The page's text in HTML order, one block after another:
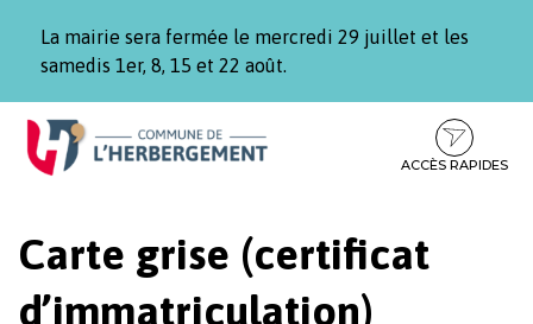
La mairie sera fermée le mercredi 29 juillet et les
samedis 1er, 8, 15 et 22 août.
Aller
Aller
contenu
Aller
pied
ACCÈS RAPIDES
Carte grise (certificat
d’immatriculation)